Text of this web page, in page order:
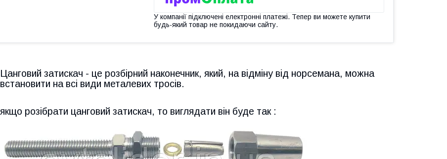
У компанії підключені електронні платежі. Тепер ви можете купити
будь-який товар не покидаючи сайту.
Цанговий затискач - це розбірний наконечник, який, на відміну від норсемана, можна
встановити на всі види металевих тросів.
якщо розібрати цанговий затискач, то виглядати він буде так :